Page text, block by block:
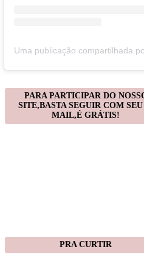
PARA PARTICIPAR DO
SITE,BASTA SEGUIR COM
MAIL,É GRÁTIS!
PRA CURTIR